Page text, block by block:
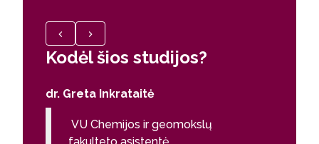
Kodėl šios studijos?
dr. Greta Inkrataitė
VU Chemijos ir geomokslų